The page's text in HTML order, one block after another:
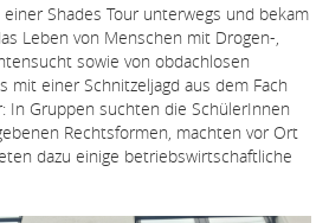
Shades Tour unterwegs und bekam
Leben von Menschen mit Drogen-,
sowie von obdachlosen
mit einer Schnitzeljagd aus dem Fach
In Gruppen suchten die SchülerInnen
Rechtsformen, machten vor Ort
dazu einige betriebswirtschaftliche